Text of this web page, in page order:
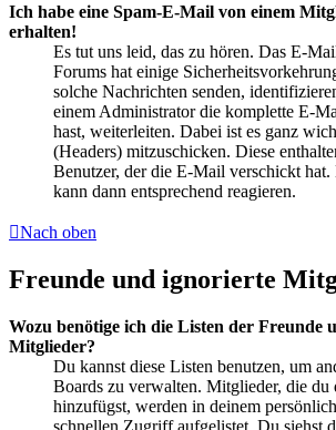
Ich habe eine Spam-E-Mail von einem
erhalten!
Es tut uns leid, das zu hören. Das E-
Forums hat einige
solche Nachrichten senden,
einem Administrator die komplette E-
hast, weiterleiten. Dabei ist es ganz
(Headers) mitzuschicken. Diese
Benutzer, der die E-Mail verschickt
kann dann entsprechend reagieren.
Nach oben
Freunde und ignorierte
Wozu benötige ich die Listen der Freunde
Mitglieder?
Du kannst diese Listen benutzen, um
Boards zu verwalten. Mitglieder, die du
hinzufügst, werden in deinem